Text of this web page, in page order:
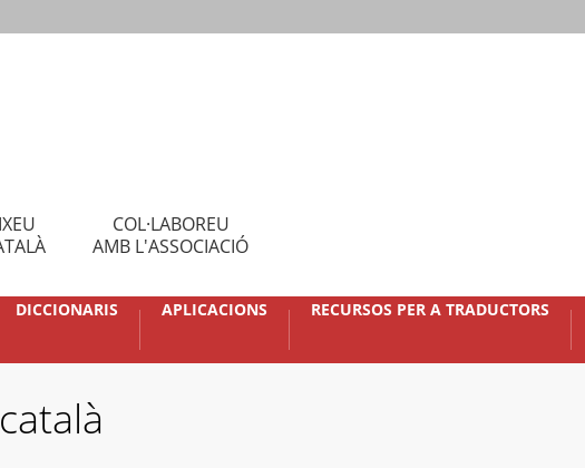
COL·LABOREU
AMB L'ASSOCIACIÓ
DICCIONARIS APLICACIONS RECURSOS PER A TRADUCTORS